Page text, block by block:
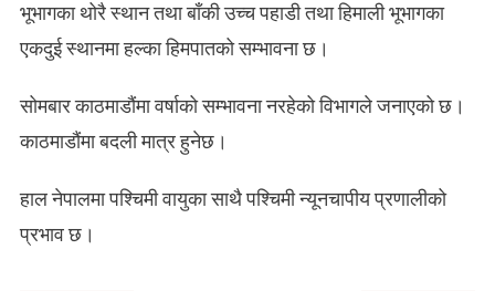
भूभागका थोरै स्थान तथा बाँकी उच्च पहाडी तथा हिमाली भूभागका
एकदुई स्थानमा हल्का हिमपातको सम्भावना छ।
सोमबार काठमाडौंमा वर्षाको सम्भावना नरहेको विभागले जनाएको छ।
काठमाडौंमा बदली मात्र हुनेछ।
हाल नेपालमा पश्चिमी वायुका साथै पश्चिमी न्यूनचापीय प्रणालीको
प्रभाव छ।